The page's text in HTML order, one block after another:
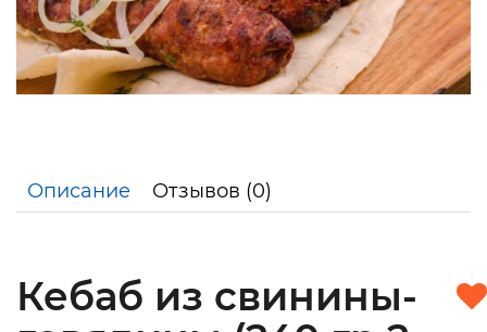
Описание Отзывов (0)
Кебаб из свинины-